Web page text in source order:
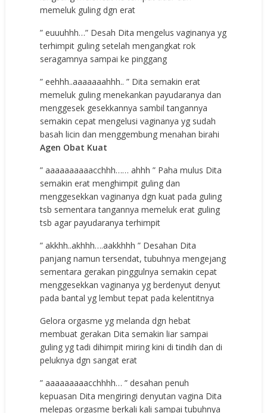
memeluk guling dgn erat
” euuuhhh…” Desah Dita mengelus vaginanya yg
terhimpit guling setelah mengangkat rok
seragamnya sampai ke pinggang
” eehhh..aaaaaaahhh.. ” Dita semakin erat
memeluk guling menekankan payudaranya dan
menggesek gesekkannya sambil tangannya
semakin cepat mengelusi vaginanya yg sudah
basah licin dan menggembung menahan birahi
Agen Obat Kuat
” aaaaaaaaaacchhh…… ahhh ” Paha mulus Dita
semakin erat menghimpit guling dan
menggesekkan vaginanya dgn kuat pada guling
tsb sementara tangannya memeluk erat guling
tsb agar payudaranya terhimpit
” akkhh..akhhh….aakkhhh ” Desahan Dita
panjang namun tersendat, tubuhnya mengejang
sementara gerakan pinggulnya semakin cepat
menggesekkan vaginanya yg berdenyut denyut
pada bantal yg lembut tepat pada kelentitnya
Gelora orgasme yg melanda dgn hebat
membuat gerakan Dita semakin liar sampai
guling yg tadi dihimpit miring kini di tindih dan di
peluknya dgn sangat erat
” aaaaaaaaacchhhh… ” desahan penuh
kepuasan Dita mengiringi denyutan vagina Dita
melepas orgasme berkali kali sampai tubuhnya